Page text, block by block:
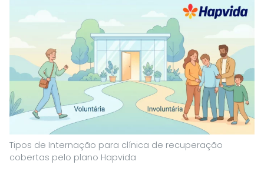
Tipos de Internação para clínica de recuperação
cobertas pelo plano Hapvida